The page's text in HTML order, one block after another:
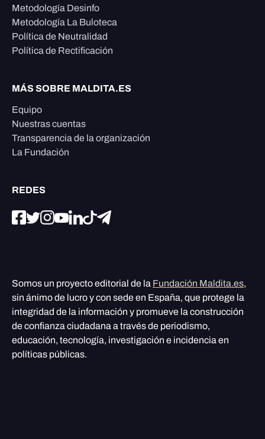
Metodología Desinfo
Metodología La Buloteca
Política de Neutralidad
Política de Rectificación
MÁS SOBRE MALDITA.ES
Equipo
Nuestras cuentas
Transparencia de la organización
La Fundación
REDES
Somos un proyecto editorial de la Fundación Maldita.es,
sin ánimo de lucro y con sede en España, que protege la
integridad de la información y promueve la construcción
de confianza ciudadana a través de periodismo,
educación, tecnología, investigación e incidencia en
políticas públicas.